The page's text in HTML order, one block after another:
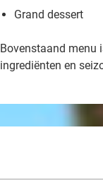
Grand dessert
Bovenstaand menu
ingrediënten en